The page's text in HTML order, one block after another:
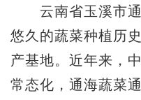
云南省玉溪市通
悠久的蔬菜种植历
产基地。近年来，
常态化，通海蔬菜